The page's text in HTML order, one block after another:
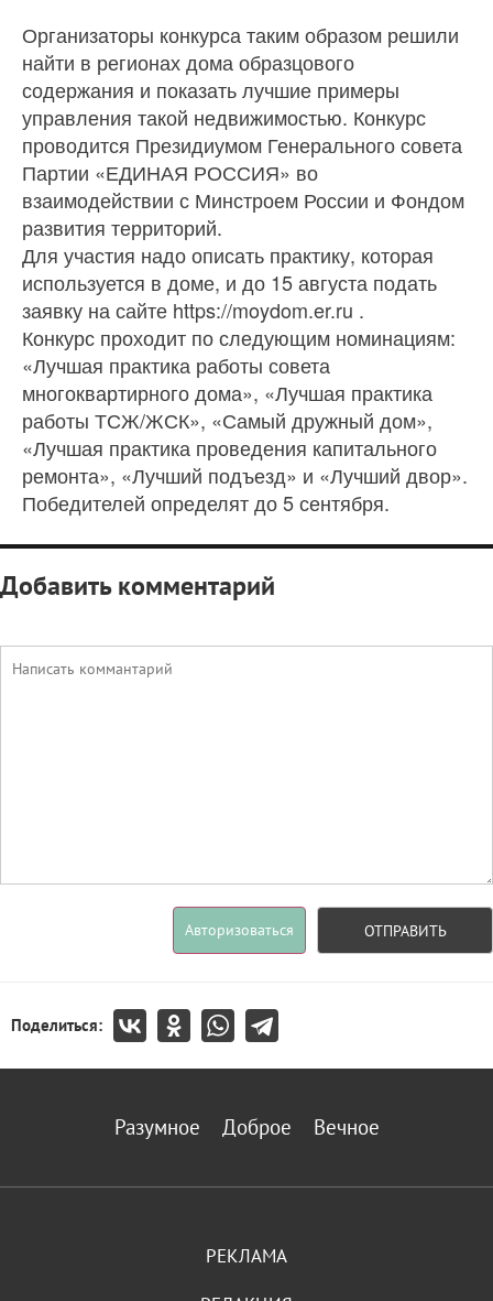
Организаторы конкурса таким образом решили
найти в регионах дома образцового
содержания и показать лучшие примеры
управления такой недвижимостью. Конкурс
проводится Президиумом Генерального совета
Партии «ЕДИНАЯ РОССИЯ» во
взаимодействии с Минстроем России и Фондом
развития территорий.
Для участия надо описать практику, которая
используется в доме, и до 15 августа подать
заявку на сайте https://moydom.er.ru .
Конкурс проходит по следующим номинациям:
«Лучшая практика работы совета
многоквартирного дома», «Лучшая практика
работы ТСЖ/ЖСК», «Самый дружный дом»,
«Лучшая практика проведения капитального
ремонта», «Лучший подъезд» и «Лучший двор».
Победителей определят до 5 сентября.
Добавить комментарий
Авторизоваться ОТПРАВИТЬ
Поделиться:
Разумное Доброе Вечное
РЕКЛАМА